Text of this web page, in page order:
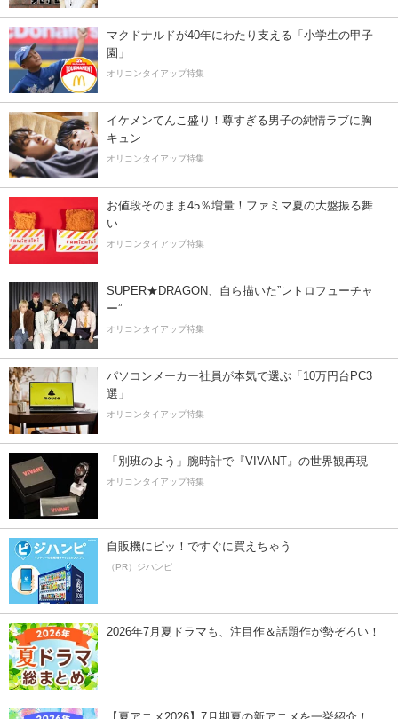
マクドナルドが40年にわたり支える「小学生の甲子
園」
オリコンタイアップ特集
イケメンてんこ盛り！尊すぎる男子の純情ラブに胸
キュン
オリコンタイアップ特集
お値段そのまま45％増量！ファミマ夏の大盤振る舞
い
オリコンタイアップ特集
SUPER★DRAGON、自ら描いた”レトロフューチャ
ー”
オリコンタイアップ特集
パソコンメーカー社員が本気で選ぶ「10万円台PC3
選」
オリコンタイアップ特集
「別班のよう」腕時計で『VIVANT』の世界観再現
オリコンタイアップ特集
自販機にピッ！ですぐに買えちゃう
（PR）ジハンピ
2026年7月夏ドラマも、注目作＆話題作が勢ぞろい！